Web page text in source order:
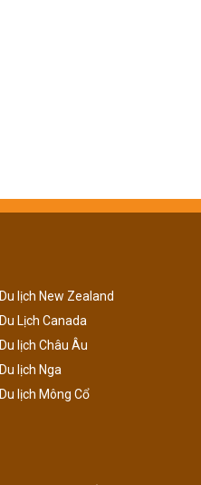
Du lịch New Zealand
Du Lịch Canada
Du lịch Châu Âu
Du lịch Nga
Du lịch Mông Cổ